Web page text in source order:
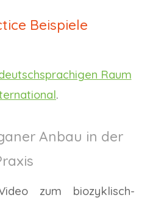
Beispiele
Raum
.
Anbau in der
zum biozyklisch-